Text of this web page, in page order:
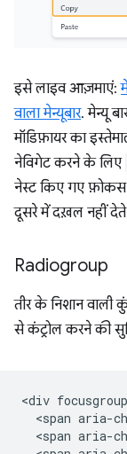
इसे लाइव आज़माएं:
वाला मेन्यूबार. मेन्यू
मॉडिफ़ायर का
नेविगेट करने के लिए
नेस्ट किए गए फ़ोकस
दूसरे में दख़ल नहीं
Radiogroup
तीर के निशान वाली
से कंट्रोल करने की
<div
<span aria-
<span aria-